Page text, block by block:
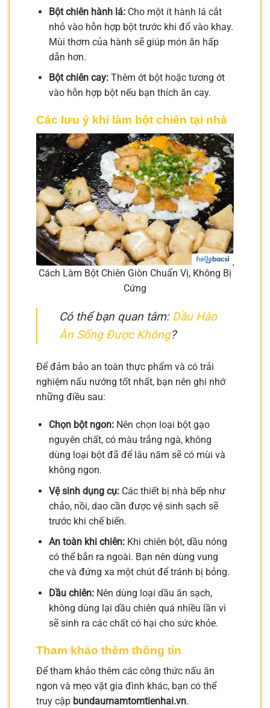
Bột chiên hành lá:Cho một ít hành lá cắt
nhỏ vào hỗn hợp bột trước khi đổ vào khay.
Mùi thơm của hành sẽ giúp món ăn hấp
dẫn hơn.
Bột chiên cay:Thêm ớt bột hoặc tương ớt
vào hỗn hợp bột nếu bạn thích ăn cay.
Các lưu ý khi làm bột chiên tại nhà
Cách Làm Bột Chiên Giòn Chuẩn Vị, Không Bị
Cứng
Có thể bạn quan tâm: Dầu Hào
Ăn Sống Được Không?
Để đảm bảo an toàn thực phẩm và có trải
nghiệm nấu nướng tốt nhất, bạn nên ghi nhớ
những điều sau:
Chọn bột ngon:Nên chọn loại bột gạo
nguyên chất, có màu trắng ngà, không
dùng loại bột đã để lâu năm sẽ có mùi và
không ngon.
Vệ sinh dụng cụ:Các thiết bị nhà bếp như
chảo, nồi, dao cần được vệ sinh sạch sẽ
trước khi chế biến.
An toàn khi chiên:Khi chiên bột, dầu nóng
có thể bắn ra ngoài. Bạn nên dùng vung
che và đứng xa một chút để tránh bị bỏng.
Dầu chiên:Nên dùng loại dầu ăn sạch,
không dùng lại dầu chiên quá nhiều lần vì
sẽ sinh ra các chất có hại cho sức khỏe.
Tham khảo thêm thông tin
Để tham khảo thêm các công thức nấu ăn
ngon và mẹo vặt gia đình khác, bạn có thể
truy cập bundaumamtomtienhai.vn.